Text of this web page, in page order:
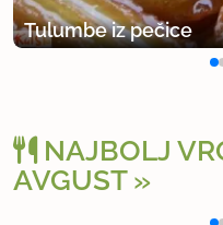
Opravičujem se za
Strojček sem dobila iz
videla.
Tulumbe iz pečice
NAJBOLJ
AVGUST
Polnjena paprika na